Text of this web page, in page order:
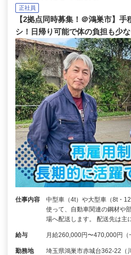
正社員
【2拠点同時募集！＠鴻巣市】
シ！日帰り可能で体の負担も少な
仕事内容
中型車（4t）や大型車（8t・
使って、自動車関連の鋼材や
場へ配送します。 配送先は主
給与 月給260,000円〜470,000円（
勤務地 埼玉県鴻巣市赤城台362-22（